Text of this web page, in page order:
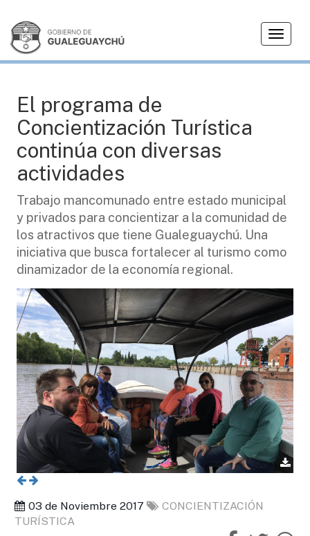
T
g
a
t
o
TURISMO
El programa de
Concientización Turística
continúa con diversas
actividades
Trabajo mancomunado entre estado municipal
y privados para concientizar a la comunidad de
los atractivos que tiene Gualeguaychú. Una
iniciativa que busca fortalecer al turismo como
dinamizador de la economía regional.
03 de Noviembre 2017
CONCIENTIZACIÓN
TURÍSTICA